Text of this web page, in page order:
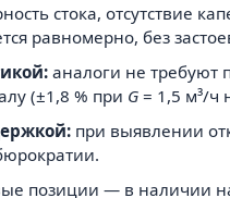
стока, отсутствие
равномерно, без
аналоги не требуют
(±1,8 % при G = 1,5 м³/ч
при выявлении
позиции — в наличии